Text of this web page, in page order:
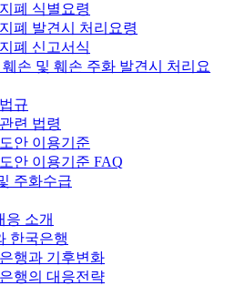
폐 식별요령
폐 발견시 처리요령
폐 신고서식
훼손 및 훼손 주화 발견시 처리요
규
련 법령
안 이용기준
안 이용기준 FAQ
주화수급
응 소개
한국은행
행과 기후변화
행의 대응전략